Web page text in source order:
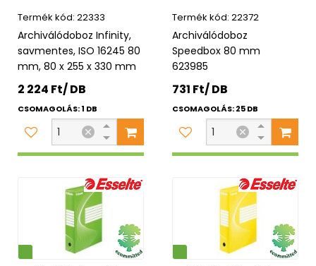
22333
Archiválódoboz Infinity,
savmentes, ISO 16245 80
mm, 80 x 255 x 330 mm
2 224 Ft/ DB
CSOMAGOLÁS: 1 DB
22372
Archiválódoboz
Speedbox 80 mm
623985
731 Ft/ DB
CSOMAGOLÁS: 25 DB
Környezetbarát